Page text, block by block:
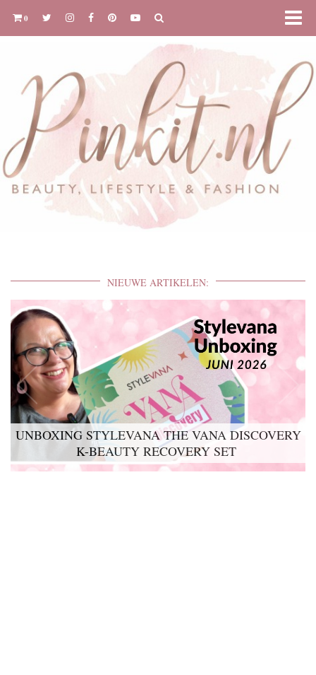
0
NIEUWE ARTIKELEN:
UNBOXING STYLEVANA THE VANA DISCOVERY
K-BEAUTY RECOVERY SET